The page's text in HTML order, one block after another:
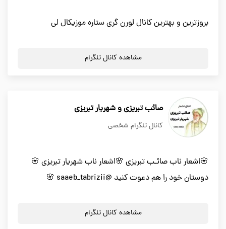
بروزترین و بهترین کانال لورن گری ستاره موزیکال لی
مشاهده کانال تلگرام
صائب تبریزی و شهریار تبریزی
کانال تلگرام شخصی
🌸اشعار ناب صائـب تبریزی 🌸اشعار ناب شهریار تبریزی 🌸
دوستان خود را هم دعوت کنید @saaeb_tabrizii 🌸
مشاهده کانال تلگرام